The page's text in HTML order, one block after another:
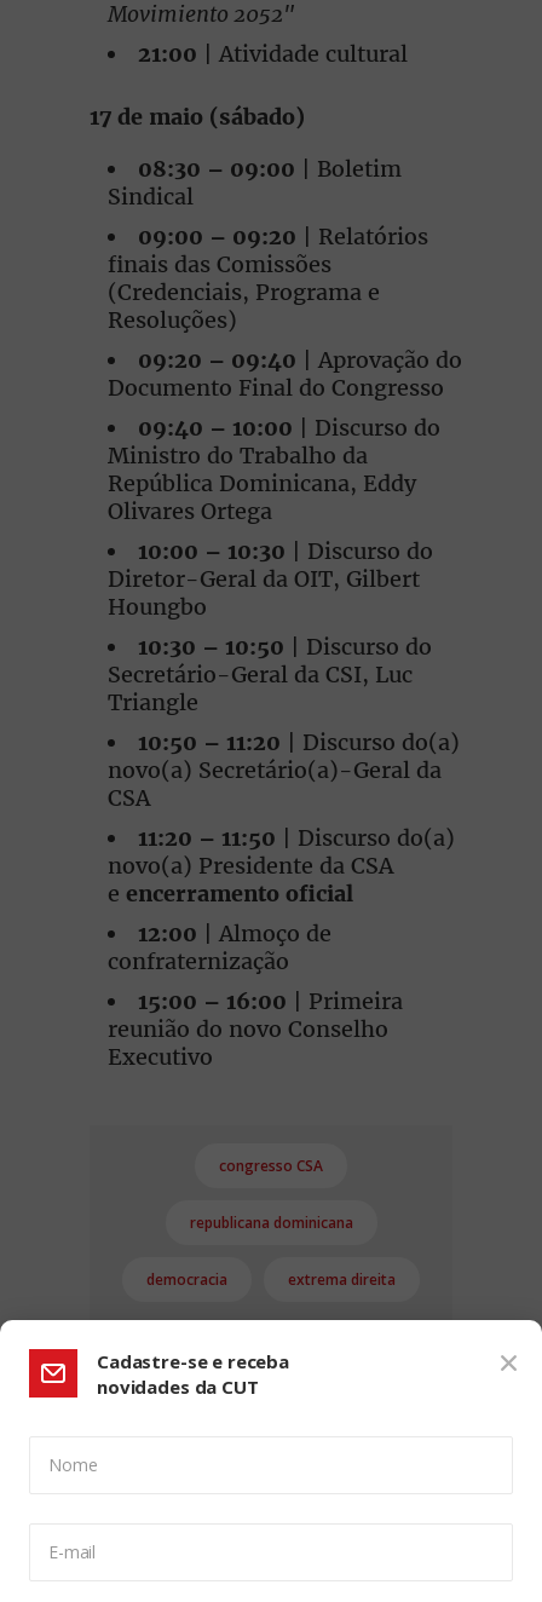
Movimiento 2052"
21:00 | Atividade cultural
17 de maio (sábado)
08:30 – 09:00 | Boletim
Sindical
09:00 – 09:20 | Relatórios
finais das Comissões
(Credenciais, Programa e
Resoluções)
09:20 – 09:40 | Aprovação do
Documento Final do Congresso
09:40 – 10:00 | Discurso do
Ministro do Trabalho da
República Dominicana, Eddy
Olivares Ortega
10:00 – 10:30 | Discurso do
Diretor-Geral da OIT, Gilbert
Houngbo
10:30 – 10:50 | Discurso do
Secretário-Geral da CSI, Luc
Triangle
10:50 – 11:20 | Discurso do(a)
novo(a) Secretário(a)-Geral da
CSA
11:20 – 11:50 | Discurso do(a)
novo(a) Presidente da CSA
e encerramento oficial
12:00 | Almoço de
confraternização
15:00 – 16:00 | Primeira
reunião do novo Conselho
Executivo
congresso CSA
republicana dominicana
democracia extrema direita
Cadastre-se e receba
novidades da CUT
Nome
E-mail
CONFIGURAÇÃO DE COOKIES: